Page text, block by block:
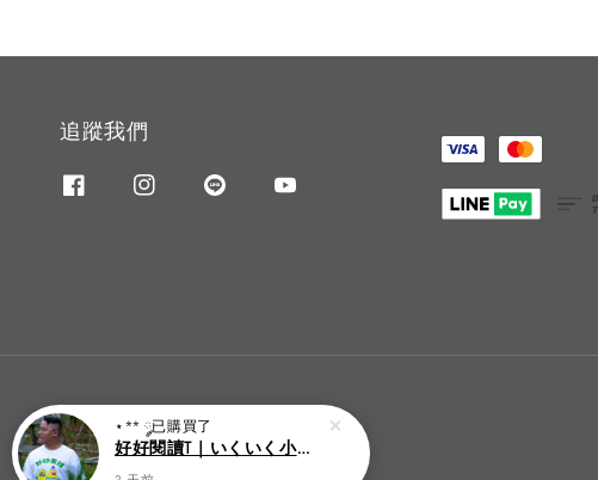
追蹤我們
⋆** ༘已購買了
好好閱讀T｜いくいく小高潮色計事務所X好好生活書店聯名款